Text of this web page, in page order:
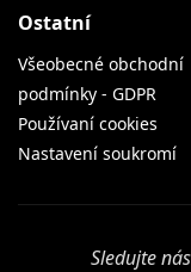
Ostatní
Všeobecné obchodní
podmínky - GDPR
Používaní cookies
Nastavení soukromí
Sledujte